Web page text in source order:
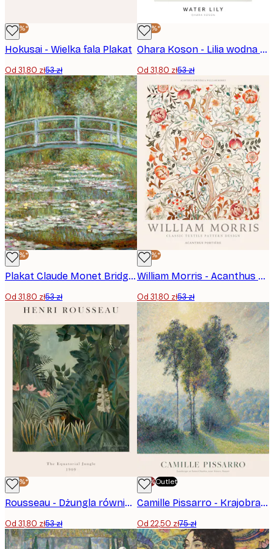
-40%*
Hokusai - Wielka fala Plakat
Od 31,80 zł53 zł
-40%*
Ohara Koson - Lilia wodna Plakat
Od 31,80 zł53 zł
-40%*
Plakat Claude Monet Bridge Over a Pond
Od 31,80 zł53 zł
-40%*
William Morris - Acanthus Portière Plakat
Od 31,80 zł53 zł
-40%*
Rousseau - Dżungla równikowa Plakat
Od 31,80 zł53 zł
-70%Outlet
Camille Pissarro - Krajobraz w Saint-Charles, w pobliżu Gisors o zachodzie słońca Plakat
Od 22,50 zł75 zł